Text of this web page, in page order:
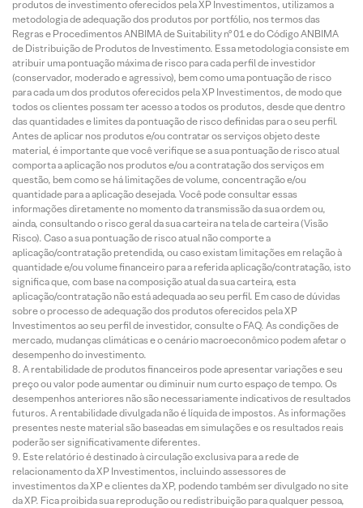
produtos de investimento oferecidos pela XP Investimentos, utilizamos a
metodologia de adequação dos produtos por portfólio, nos termos das
Regras e Procedimentos ANBIMA de Suitability nº 01 e do Código ANBIMA
de Distribuição de Produtos de Investimento. Essa metodologia consiste em
atribuir uma pontuação máxima de risco para cada perfil de investidor
(conservador, moderado e agressivo), bem como uma pontuação de risco
para cada um dos produtos oferecidos pela XP Investimentos, de modo que
todos os clientes possam ter acesso a todos os produtos, desde que dentro
das quantidades e limites da pontuação de risco definidas para o seu perfil.
Antes de aplicar nos produtos e/ou contratar os serviços objeto deste
material, é importante que você verifique se a sua pontuação de risco atual
comporta a aplicação nos produtos e/ou a contratação dos serviços em
questão, bem como se há limitações de volume, concentração e/ou
quantidade para a aplicação desejada. Você pode consultar essas
informações diretamente no momento da transmissão da sua ordem ou,
ainda, consultando o risco geral da sua carteira na tela de carteira (Visão
Risco). Caso a sua pontuação de risco atual não comporte a
aplicação/contratação pretendida, ou caso existam limitações em relação à
quantidade e/ou volume financeiro para a referida aplicação/contratação, isto
significa que, com base na composição atual da sua carteira, esta
aplicação/contratação não está adequada ao seu perfil. Em caso de dúvidas
sobre o processo de adequação dos produtos oferecidos pela XP
Investimentos ao seu perfil de investidor, consulte o FAQ. As condições de
mercado, mudanças climáticas e o cenário macroeconômico podem afetar o
desempenho do investimento.
A rentabilidade de produtos financeiros pode apresentar variações e seu
preço ou valor pode aumentar ou diminuir num curto espaço de tempo. Os
desempenhos anteriores não são necessariamente indicativos de resultados
futuros. A rentabilidade divulgada não é líquida de impostos. As informações
presentes neste material são baseadas em simulações e os resultados reais
poderão ser significativamente diferentes.
Este relatório é destinado à circulação exclusiva para a rede de
relacionamento da XP Investimentos, incluindo assessores de
investimentos da XP e clientes da XP, podendo também ser divulgado no site
da XP. Fica proibida sua reprodução ou redistribuição para qualquer pessoa,